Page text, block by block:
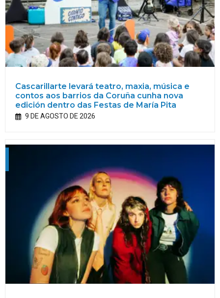
Cascarillarte levará teatro, maxia, música e
contos aos barrios da Coruña cunha nova
edición dentro das Festas de María Pita
9 DE AGOSTO DE 2026